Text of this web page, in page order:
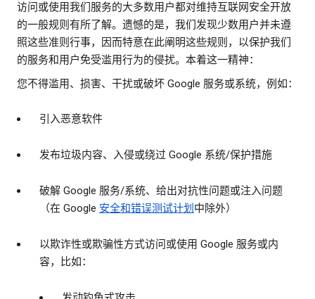
访问或使用我们服务的大多数用户都对维持互联网安全开放
的一般规则有所了解。遗憾的是，我们发现少数用户并未遵
照这些准则行事，因而特意在此阐明这些规则，以保护我们
的服务和用户免受滥用行为的侵扰。本着这一精神：
您不得滥用、损害、干扰或破坏 Google 服务或系统，例如：
引入恶意软件
发布垃圾内容、入侵或绕过 Google 系统/保护措施
破解 Google 服务/系统、给出对抗性问题或注入问题
（在 Google 安全和错误测试计划 中除外）
以欺诈性或欺骗性方式访问或使用 Google 服务或内
容，比如：